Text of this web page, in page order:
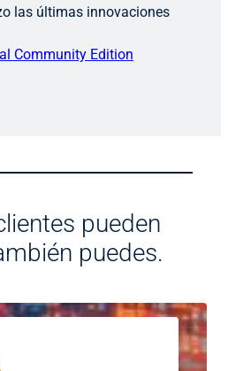
las últimas innovaciones
Community Edition
pueden
puedes.